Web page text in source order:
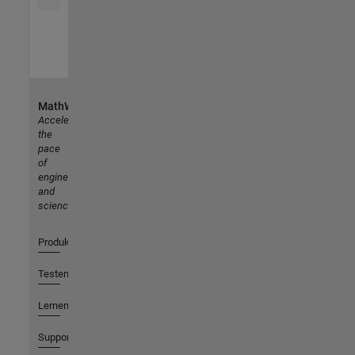
MathWorks
Accelerating
the
pace
of
engineering
and
science
Produkte
Testen oder Kaufen
Lernen
Support